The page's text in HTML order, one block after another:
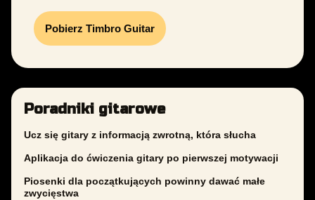
Pobierz Timbro Guitar
Poradniki gitarowe
Ucz się gitary z informacją zwrotną, która słucha
Aplikacja do ćwiczenia gitary po pierwszej motywacji
Piosenki dla początkujących powinny dawać małe
zwycięstwa